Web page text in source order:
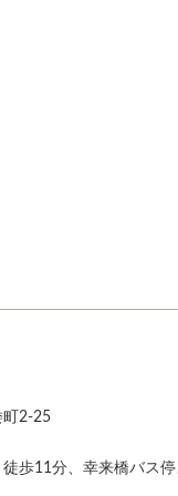
町2-25
歩11分、幸来橋バス